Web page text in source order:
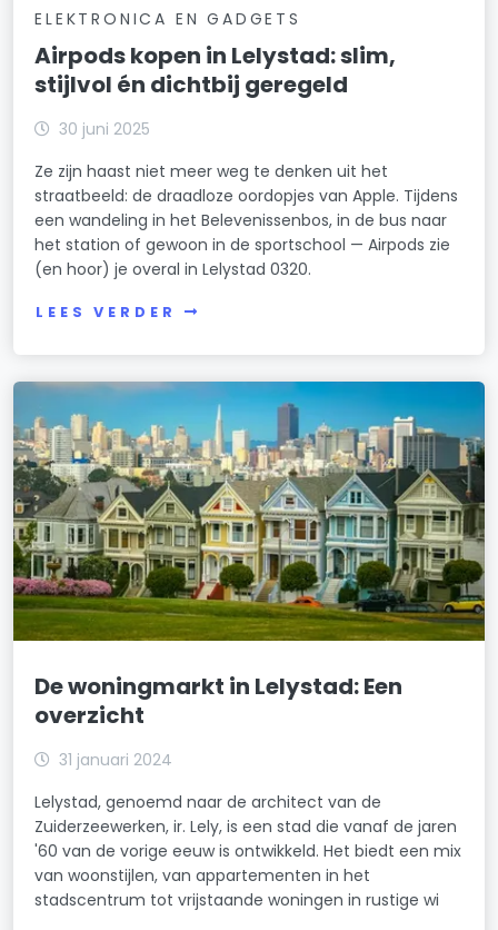
ELEKTRONICA EN GADGETS
Airpods kopen in Lelystad: slim,
stijlvol én dichtbij geregeld
30 juni 2025
Ze zijn haast niet meer weg te denken uit het
straatbeeld: de draadloze oordopjes van Apple. Tijdens
een wandeling in het Belevenissenbos, in de bus naar
het station of gewoon in de sportschool — Airpods zie
(en hoor) je overal in Lelystad 0320.
LEES VERDER
De woningmarkt in Lelystad: Een
overzicht
31 januari 2024
Lelystad, genoemd naar de architect van de
Zuiderzeewerken, ir. Lely, is een stad die vanaf de jaren
'60 van de vorige eeuw is ontwikkeld. Het biedt een mix
van woonstijlen, van appartementen in het
stadscentrum tot vrijstaande woningen in rustige wi